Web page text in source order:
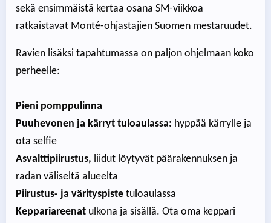
sekä ensimmäistä kertaa osana SM-viikkoa
ratkaistavat Monté-ohjastajien Suomen mestaruudet.
Ravien lisäksi tapahtumassa on paljon ohjelmaan koko
perheelle:
Pieni pomppulinna
Puuhevonen ja kärryt tuloaulassa: hyppää kärrylle ja
ota selfie
Asvalttipiirustus, liidut löytyvät päärakennuksen ja
radan väliseltä alueelta
Piirustus- ja värityspiste tuloaulassa
Keppariareenat ulkona ja sisällä. Ota oma keppari